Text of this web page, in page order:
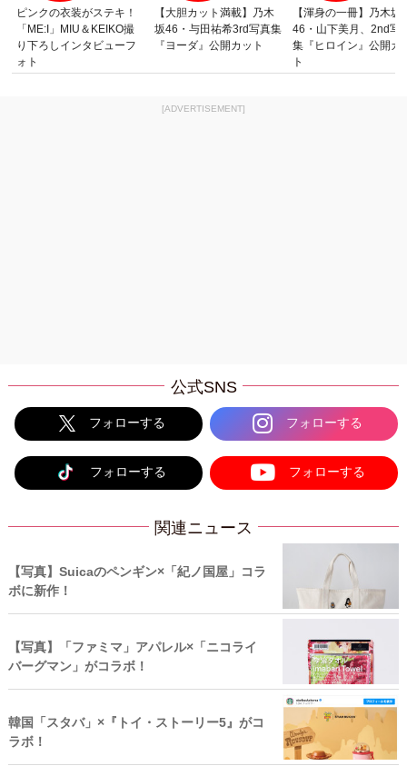
ピンクの衣装がステキ！
「ME:I」MIU＆KEIKO撮
り下ろしインタビューフ
ォト
【大胆カット満載】乃木
坂46・与田祐希3rd写真集
『ヨーダ』公開カット
【渾身の一冊】乃木坂
46・山下美月、2nd写
集『ヒロイン』公開カ
ト
[ADVERTISEMENT]
公式SNS
フォローする フォローする
フォローする フォローする
関連ニュース
【写真】Suicaのペンギン×「紀ノ国屋」コラ
ボに新作！
【写真】「ファミマ」アパレル×「ニコライ
バーグマン」がコラボ！
韓国「スタバ」×『トイ・ストーリー5』がコ
ラボ！